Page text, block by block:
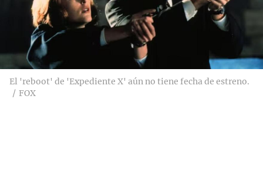
El 'reboot' de 'Expediente X' aún no tiene fecha de estreno.
FOX